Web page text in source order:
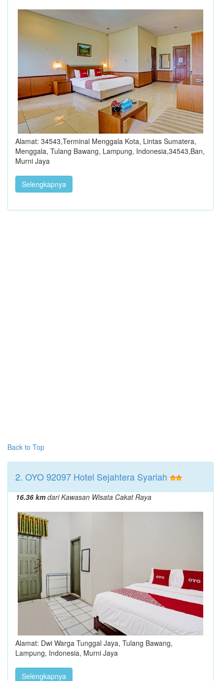
Alamat: 34543,Terminal Menggala Kota, Lintas Sumatera,
Menggala, Tulang Bawang, Lampung, Indonesia,34543,Ban,
Murni Jaya
Selengkapnya
Back to Top
2. OYO 92097 Hotel Sejahtera Syariah
16.36 kmdari Kawasan Wisata Cakat Raya
Alamat: Dwi Warga Tunggal Jaya, Tulang Bawang,
Lampung, Indonesia, Murni Jaya
Selengkapnya